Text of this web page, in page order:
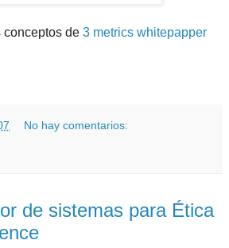
conceptos de 3 metrics whitepapper
No hay comentarios:
de sistemas para Ética